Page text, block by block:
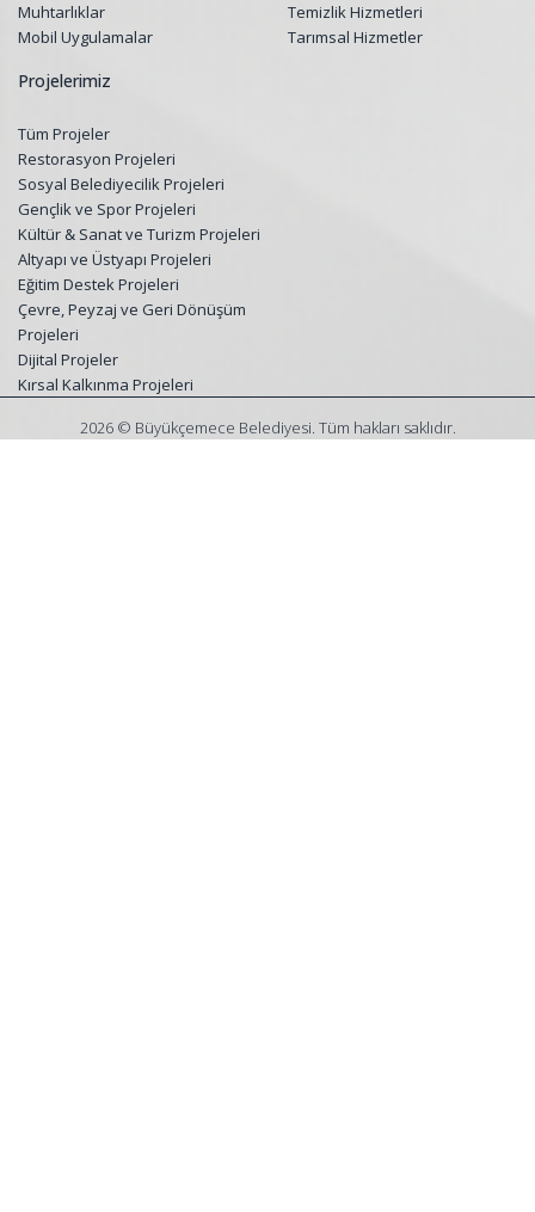
Muhtarlıklar
Mobil Uygulamalar
Temizlik Hizmetleri
Tarımsal Hizmetler
Projelerimiz
Tüm Projeler
Restorasyon Projeleri
Sosyal Belediyecilik Projeleri
Gençlik ve Spor Projeleri
Kültür & Sanat ve Turizm Projeleri
Altyapı ve Üstyapı Projeleri
Eğitim Destek Projeleri
Çevre, Peyzaj ve Geri Dönüşüm
Projeleri
Dijital Projeler
Kırsal Kalkınma Projeleri
2026 © Büyükçemece Belediyesi. Tüm hakları saklıdır.